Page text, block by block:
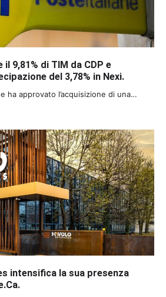
9,81% di TIM da CDP e
del 3,78% in Nexi.
ha approvato l’acquisizione di una…
intensifica la sua presenza